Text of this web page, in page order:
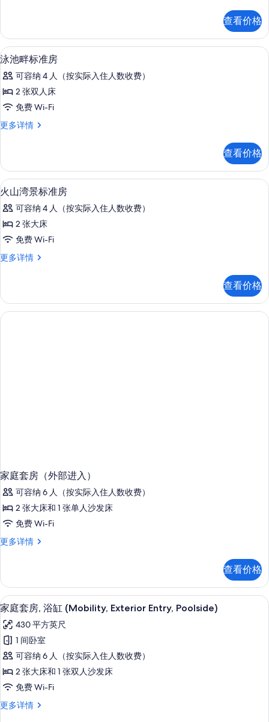
信
息
查看价格
显
示
泳
池
标
房
的
所
有
照
片
客房内保险箱、遮光窗帘、熨斗/熨衣
2
泳池畔标准房
可容纳 4 人（按实际入住人数收费）
2 张双人床
免费 Wi-Fi
更多详情
泳
准
房
更
信
息
查看价格
显
示
火
山
景
准
房
客房内保险箱、遮光窗帘、熨斗/熨衣
5
火山湾景标准房
可容纳 4 人（按实际入住人数收费）
2 张大床
免费 Wi-Fi
更多详情
火
标
准
房
查看价格
家庭套房（外部进入）
可容纳 6 人（按实际入住人数收费）
2 张大床和 1 张单人沙发床
免费 Wi-Fi
更多详情
家
（外
部
进
入）
更
多
信
息
查看价格
显
示
家
庭
套
房,
缸
客房内保险箱、遮光窗帘、熨斗/熨衣
8
家庭套房, 浴缸 (Mobility, Exterior Entry, Poolside)
430 平方英尺
1 间卧室
可容纳 6 人（按实际入住人数收费）
2 张大床和 1 张双人沙发床
免费 Wi-Fi
更多详情
家